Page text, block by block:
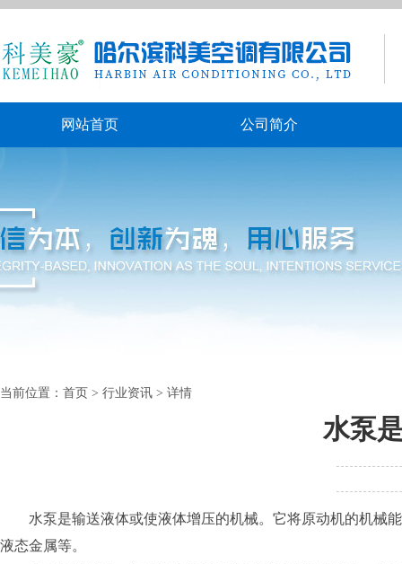
网站首页 公司简介
当前位置： 首页 > 行业资讯 > 详情
水泵
水泵是输送液体或使液体增压的机械。它将原动机的机械能
液态金属等。